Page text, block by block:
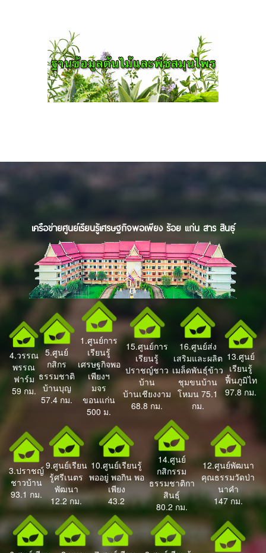
เครือข่ายศูนย์เรียนรู้เศรษฐกิจพอเพียง ร้อย แก่น สาร สินธุ์
4.วรรณ
พรรณ
ฟาร์ม
59 กม.
5.ศูนย์
กสิกร
ธรรมชาติ
บ้านบุญ
57.4 กม.
1.ศูนย์การ
เรียนรู้
เศรษฐกิจพอ
เพียงฯ
มจร
ขอนแก่น
500 ม.
15.ศูนย์การ
เรียนรู้
ปราชญ์ชาว
บ้าน
บ้านเชียงงาม
68.8 กม.
16.ศูนย์ส่ง
เสริมและผลิต
เมล็ดพันธุ์ข้าว
ชุมขนบ้าน
โหมน 75.1
กม.
13.ศูนย์
เรียนรู้
ฟื้นภูมิไท
97.8 กม.
3.ปราชญ์
ชาวบ้าน
93.1 กม.
9.ศูนย์เรียน
รู้ศรีเนตร
พัฒนา
12.2 กม.
10.ศูนย์เรียนรู้
พออยู่ พอกิน พอ
เพียง
43.2
14.ศูนย์
กสิกรรม
ธรรมชาติกา
สินธุ์
80.2 กม.
12.ศูนย์พัฒนา
คุณธรรมวัดป่า
นาคำ
147 กม.